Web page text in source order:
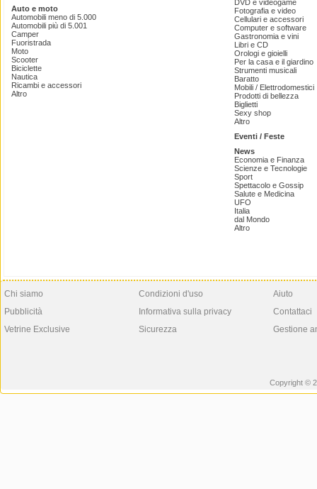
Auto e moto
Automobili meno di 5.000
Automobili più di 5.001
Camper
Fuoristrada
Moto
Scooter
Biciclette
Nautica
Ricambi e accessori
Altro
DVD e videogame
Fotografia e video
Cellulari e accessori
Computer e software
Gastronomia e vini
Libri e CD
Orologi e gioielli
Per la casa e il giardino
Strumenti musicali
Baratto
Mobili / Elettrodomestici
Prodotti di bellezza
Biglietti
Sexy shop
Altro
Eventi / Feste
News
Economia e Finanza
Scienze e Tecnologie
Sport
Spettacolo e Gossip
Salute e Medicina
UFO
Italia
dal Mondo
Altro
Chi siamo
Pubblicità
Vetrine Exclusive
Condizioni d'uso
Informativa sulla privacy
Sicurezza
Aiuto
Contattaci
Gestione
Copyright ©